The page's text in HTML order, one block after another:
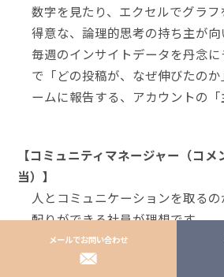
数字を見たり、エクセルでグラ
得意な、論理的思考の持ち主が向
毎週のインサイトデータを丹念
で「どの投稿が、なぜ伸びたの
ームに報告する、アカウントの「
【コミュニティマネージャー（コ
当）】
人とコミュニケーションを取る
配りができる社員が理想です。
フォロワーからの大切なコメント
の顔として、温かみのある言葉で
メールでお問い合わせ